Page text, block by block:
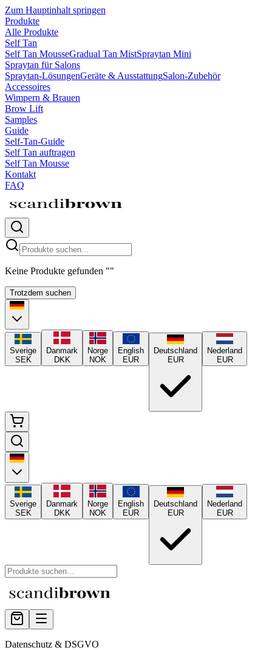
Zum Hauptinhalt springen
Produkte
Alle Produkte
Self Tan
Self Tan MousseGradual Tan MistSpraytan Mini
Spraytan für Salons
Spraytan-LösungenGeräte & AusstattungSalon-Zubehör
Accessoires
Wimpern & Brauen
Brow Lift
Samples
Guide
Self-Tan-Guide
Self Tan auftragen
Self Tan Mousse
Kontakt
FAQ
Keine Produkte gefunden ""
Trotzdem suchen
Sverige
SEK
Danmark
DKK
Norge
NOK
English
EUR
Deutschland
EUR
Nederland
EUR
Sverige
SEK
Danmark
DKK
Norge
NOK
English
EUR
Deutschland
EUR
Nederland
EUR
Datenschutz & DSGVO